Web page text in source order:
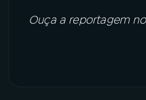
Ouça a reportagem